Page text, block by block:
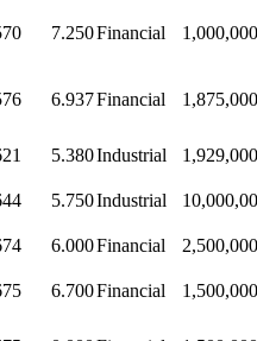
7.250Financial
6.937Financial
5.380Industrial
5.750Industrial
6.000Financial
6.700Financial